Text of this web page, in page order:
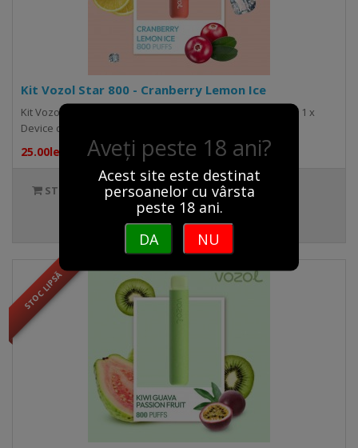
Aveți peste 18 ani?
Acest site este destinat
persoanelor cu vârsta
peste 18 ani.
DA
NU
Kit Vozol Star 800 - Cranberry Lemon Ice
Kit Vozol Star 800 - Cranberry Lemon Ice Pachetul conține: 1 x
Device de unică folosință ..
25.00lei 32.00lei
STOC LIPSĂ
STOC LIPSĂ